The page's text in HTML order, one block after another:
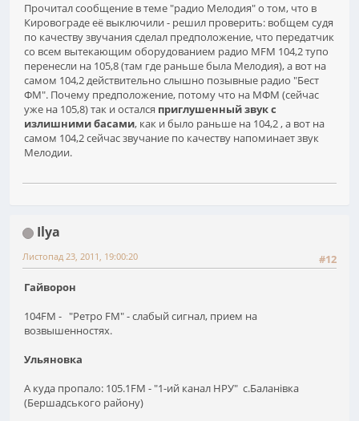
Прочитал сообщение в теме "радио Мелодия" о том, что в
Кировограде её выключили - решил проверить: вобщем судя
по качеству звучания сделал предположение, что передатчик
со всем вытекающим оборудованием радио MFM 104,2 тупо
перенесли на 105,8 (там где раньше была Мелодия), а вот на
самом 104,2 действительно слышно позывные радио "Бест
ФМ". Почему предположение, потому что на МФМ (сейчас
уже на 105,8) так и остался приглушенный звук с
излишними басами, как и было раньше на 104,2 , а вот на
самом 104,2 сейчас звучание по качеству напоминает звук
Мелодии.
Ilya
#12
Листопад 23, 2011, 19:00:20
Гайворон
104FM - "Ретро FM" - слабый сигнал, прием на
возвышенностях.
Ульяновка
А куда пропало: 105.1FM - "1-ий канал НРУ" с.Баланівка
(Бершадського району)